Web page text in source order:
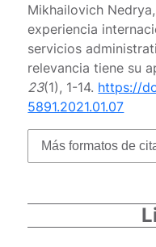
Mikhailovich
experiencia
servicios
relevancia tiene su
23(1), 1-14. https://
5891.2021.01.07
Más formatos de